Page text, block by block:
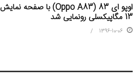
13 مگاپیکسلی رونمایی شد
1396-10-06